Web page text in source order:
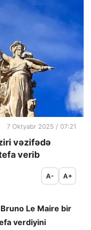
7 Oktyabr 2025 / 07:21
vəzifədə
verib
A- A+
Le Maire bir
verdiyini